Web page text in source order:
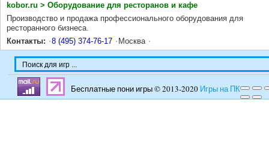
kobor.ru > Оборудование для ресторанов и кафе
Производство и продажа профессионального оборудования для
ресторанного бизнеса.
Контакты:
8 (495) 374-76-17 Москва
Бесплатные пони игры © 2013-2020 Игры на ПК